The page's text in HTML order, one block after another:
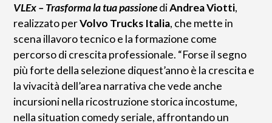
VLEx – Trasforma la tua passionediAndrea Viotti,
realizzato perVolvo Trucks Italia, che mette in
scena illavoro tecnico e la formazione come
percorso di crescita professionale. “Forse il segno
più forte della selezione diquest’anno è la crescita e
la vivacità dell’area narrativa che vede anche
incursioni nella ricostruzione storica incostume,
nella situation comedy seriale, affrontando un